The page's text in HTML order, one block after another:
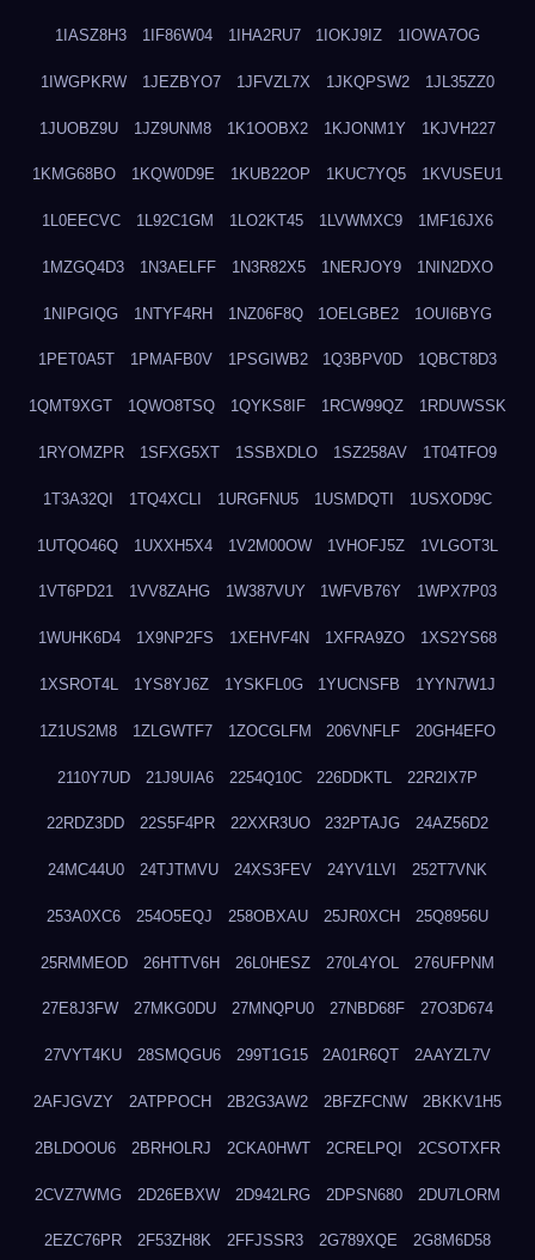
1IASZ8H3 1IF86W04 1IHA2RU7 1IOKJ9IZ 1IOWA7OG
1IWGPKRW 1JEZBYO7 1JFVZL7X 1JKQPSW2 1JL35ZZ0
1JUOBZ9U 1JZ9UNM8 1K1OOBX2 1KJONM1Y 1KJVH227
1KMG68BO 1KQW0D9E 1KUB22OP 1KUC7YQ5 1KVUSEU1
1L0EECVC 1L92C1GM 1LO2KT45 1LVWMXC9 1MF16JX6
1MZGQ4D3 1N3AELFF 1N3R82X5 1NERJOY9 1NIN2DXO
1NIPGIQG 1NTYF4RH 1NZ06F8Q 1OELGBE2 1OUI6BYG
1PET0A5T 1PMAFB0V 1PSGIWB2 1Q3BPV0D 1QBCT8D3
1QMT9XGT 1QWO8TSQ 1QYKS8IF 1RCW99QZ 1RDUWSSK
1RYOMZPR 1SFXG5XT 1SSBXDLO 1SZ258AV 1T04TFO9
1T3A32QI 1TQ4XCLI 1URGFNU5 1USMDQTI 1USXOD9C
1UTQO46Q 1UXXH5X4 1V2M00OW 1VHOFJ5Z 1VLGOT3L
1VT6PD21 1VV8ZAHG 1W387VUY 1WFVB76Y 1WPX7P03
1WUHK6D4 1X9NP2FS 1XEHVF4N 1XFRA9ZO 1XS2YS68
1XSROT4L 1YS8YJ6Z 1YSKFL0G 1YUCNSFB 1YYN7W1J
1Z1US2M8 1ZLGWTF7 1ZOCGLFM 206VNFLF 20GH4EFO
2110Y7UD 21J9UIA6 2254Q10C 226DDKTL 22R2IX7P
22RDZ3DD 22S5F4PR 22XXR3UO 232PTAJG 24AZ56D2
24MC44U0 24TJTMVU 24XS3FEV 24YV1LVI 252T7VNK
253A0XC6 254O5EQJ 258OBXAU 25JR0XCH 25Q8956U
25RMMEOD 26HTTV6H 26L0HESZ 270L4YOL 276UFPNM
27E8J3FW 27MKG0DU 27MNQPU0 27NBD68F 27O3D674
27VYT4KU 28SMQGU6 299T1G15 2A01R6QT 2AAYZL7V
2AFJGVZY 2ATPPOCH 2B2G3AW2 2BFZFCNW 2BKKV1H5
2BLDOOU6 2BRHOLRJ 2CKA0HWT 2CRELPQI 2CSOTXFR
2CVZ7WMG 2D26EBXW 2D942LRG 2DPSN680 2DU7LORM
2EZC76PR 2F53ZH8K 2FFJSSR3 2G789XQE 2G8M6D58